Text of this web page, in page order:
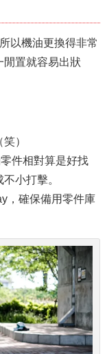
以機油更換得非常
閒置就容易出狀
）
件相對算是好找
小打擊。
，確保備用零件庫